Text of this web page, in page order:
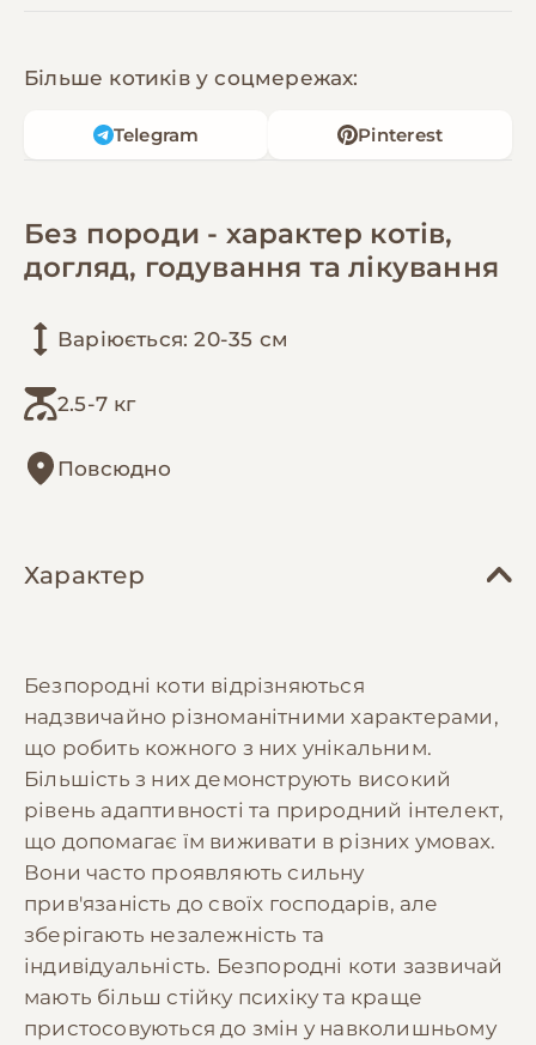
Більше котиків у соцмережах:
Telegram Pinterest
Без породи - характер котів,
догляд, годування та лікування
Варіюється: 20-35 см
2.5-7 кг
Повсюдно
Характер
Безпородні коти відрізняються
надзвичайно різноманітними характерами,
що робить кожного з них унікальним.
Більшість з них демонструють високий
рівень адаптивності та природний інтелект,
що допомагає їм виживати в різних умовах.
Вони часто проявляють сильну
прив'язаність до своїх господарів, але
зберігають незалежність та
індивідуальність. Безпородні коти зазвичай
мають більш стійку психіку та краще
пристосовуються до змін у навколишньому